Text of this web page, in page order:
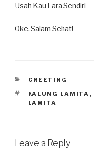
Usah Kau Lara Sendiri
Oke, Salam Sehat!
CATEGORIES
GREETING
TAGS
KALUNG LAMITA ,
LAMITA
Leave a Reply